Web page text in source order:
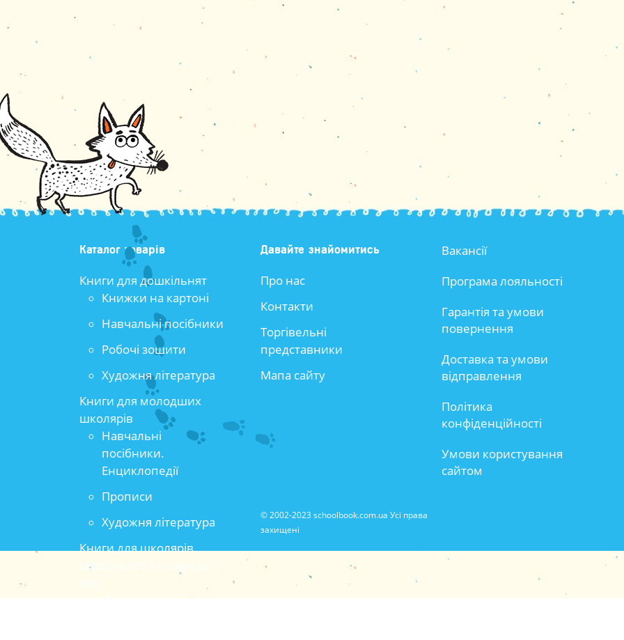
Каталог товарів
Книги для дошкільнят
Книжки на картоні
Навчальні посібники
Робочі зошити
Художня література
Книги для молодших
школярів
Навчальні
посібники.
Енциклопедії
Прописи
Художня література
Книги для школярів
середнього та старшого
Давайте знайомитись
Про нас
Контакти
Торгівельні
представники
Мапа сайту
Вакансії
Програма лояльності
Гарантія та умови
повернення
Доставка та умови
відправлення
Політика
конфіденційності
Умови користування
сайтом
© 2002-2023 schoolbook.com.ua Усі права
захищені